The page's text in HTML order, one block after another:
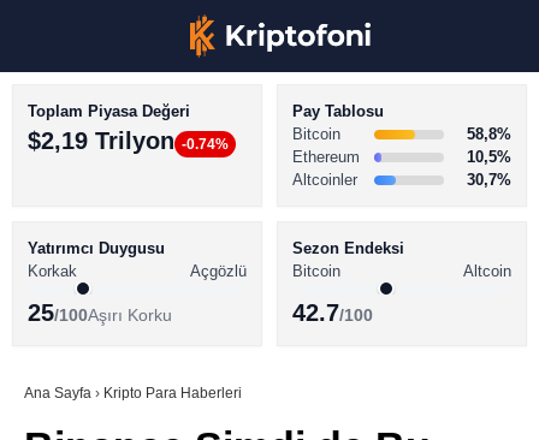
Youtube
BİTCOİN HABERLERİ
ALTCOİN HABERLERİ
SÖZLÜK
Toplam Piyasa Değeri
$2,19 Trilyon -0.74%
Pay Tablosu
Bitcoin
58,8%
Ethereum
10,5%
Altcoinler
30,7%
Yatırımcı Duygusu
Korkak
Açgözlü
25/100Aşırı Korku
Sezon Endeksi
Bitcoin
Altcoin
42.7/100
Ana Sayfa › Kripto Para Haberleri